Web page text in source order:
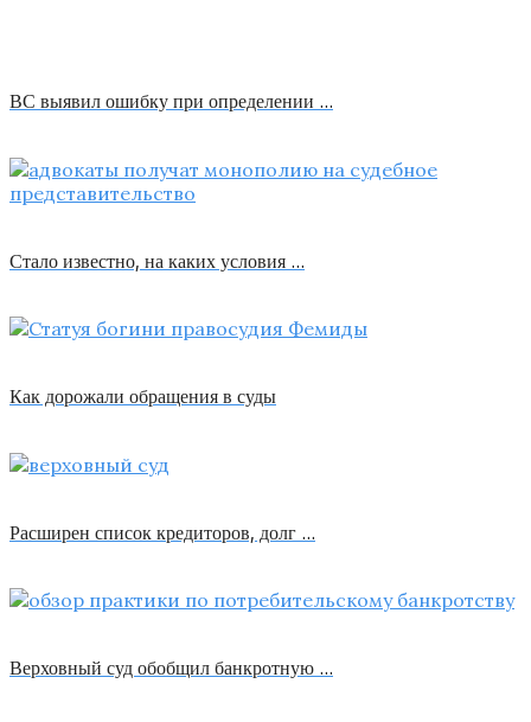
ВС выявил ошибку при определении …
Стало известно, на каких условия …
Как дорожали обращения в суды
Расширен список кредиторов, долг …
Верховный суд обобщил банкротную …